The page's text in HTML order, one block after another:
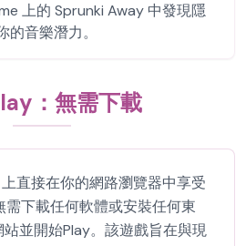
上的 Sprunki Away 中發現隱
音樂潛力。
：無需下載
直接在你的網路瀏覽器中享受
需下載任何軟體或安裝任何東
並開始Play。該遊戲旨在與現